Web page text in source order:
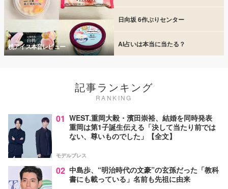
桃アイス本音レビュー
日向坂 6作ぶりセンター
AI占いは本当に当たる？
記事ランキング
RANKING
01 WEST.重岡大毅・濱田崇裕、結婚を同時発表
重岡は第1子誕生伝える「決して当たり前では
ない、尊いものでした」【全文】
モデルプレス
02 中島歩、“明治時代の文豪”の玄孫だった「教科
書にも載っている」名前も先祖に由来